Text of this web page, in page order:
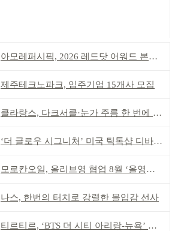
아모레퍼시픽, 2026 레드닷 어워드 본상 2개 수상
제주테크노파크, 입주기업 15개사 모집
클라랑스, 다크서클·눈가 주름 한 번에 더블 케어
‘더 글로우 시그니처’ 미국 틱톡샵 디바이스 부문 1위
모로칸오일, 올리브영 협업 8월 ‘올영픽’ 선정
나스, 한번의 터치로 강렬한 몰입감 선사
티르티르, ‘BTS 더 시티 아리랑-뉴욕’ 참여